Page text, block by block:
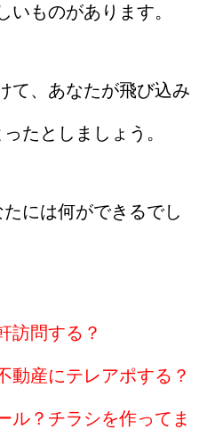
いものがあります。
て、あなたが飛び込み
たとしましょう。
には何ができるでし
訪問する？
動産にテレアポする？
ル？チラシを作ってま